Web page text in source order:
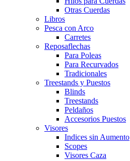
Otras Cuerdas
Libros
Pesca con Arco
Carretes
Reposaflechas
Para Poleas
Para Recurvados
Tradicionales
Treestands y Puestos
Blinds
Treestands
Peldaños
Accesorios Puestos
Visores
Indices sin Aumento
Scopes
Visores Caza